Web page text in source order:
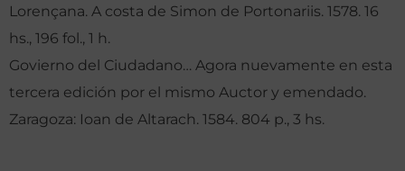
Lorençana. A costa de Simon de Portonariis. 1578. 16
hs., 196 fol., 1 h.
Govierno del Ciudadano… Agora nuevamente en esta
tercera edición por el mismo Auctor y emendado.
Zaragoza: Ioan de Altarach. 1584. 804 p., 3 hs.